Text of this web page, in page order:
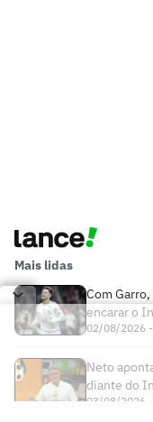
Mais lidas
Com
encarar o
02/08/2026
Neto
diante do
03/08/2026